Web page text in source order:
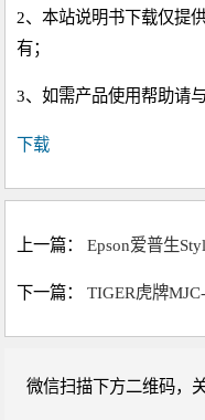
2、本站说明书下载仅提
有；
3、如需产品使用帮助请
下载
上一篇：Epson爱普生
下一篇：TIGER虎牌
微信扫描下方二维码，